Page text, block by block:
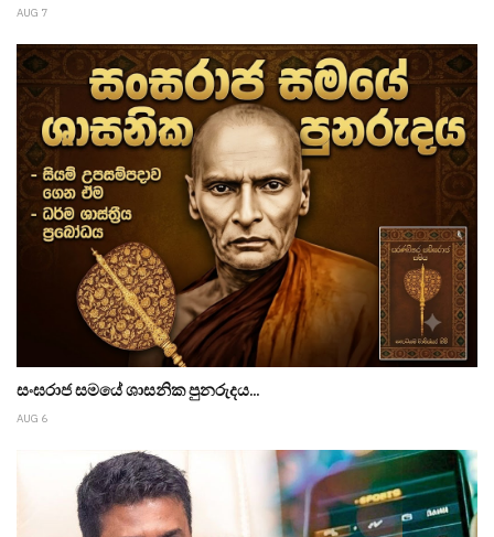
AUG 7
සංඝරාජ සමයේ ශාසනික පුනරුදය...
AUG 6